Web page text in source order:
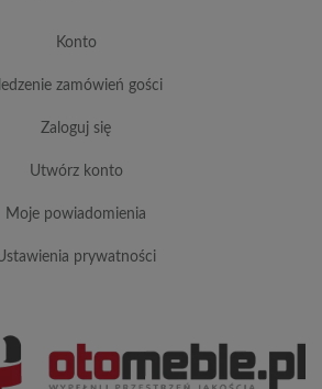
konto
śledzenie zamówień gości
zaloguj się
utwórz konto
moje powiadomienia
ustawienia prywatności